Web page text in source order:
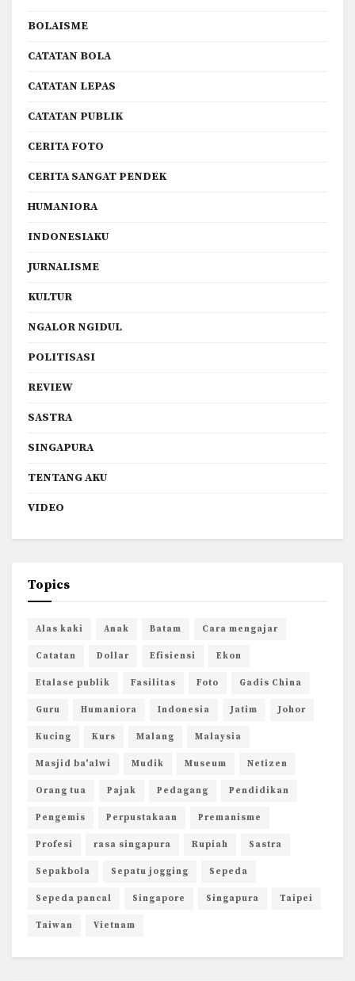
BOLAISME
CATATAN BOLA
CATATAN LEPAS
CATATAN PUBLIK
CERITA FOTO
CERITA SANGAT PENDEK
HUMANIORA
INDONESIAKU
JURNALISME
KULTUR
NGALOR NGIDUL
POLITISASI
REVIEW
SASTRA
SINGAPURA
TENTANG AKU
VIDEO
Topics
Alas kaki Anak Batam Cara mengajar
Catatan Dollar Efisiensi Ekon
Etalase publik Fasilitas Foto Gadis China
Guru Humaniora Indonesia Jatim Johor
Kucing Kurs Malang Malaysia
Masjid ba'alwi Mudik Museum Netizen
Orang tua Pajak Pedagang Pendidikan
Pengemis Perpustakaan Premanisme
Profesi rasa singapura Rupiah Sastra
Sepakbola Sepatu jogging Sepeda
Sepeda pancal Singapore Singapura Taipei
Taiwan Vietnam